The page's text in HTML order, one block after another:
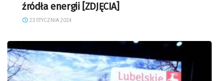
źródła energii [ZDJĘCIA]
23 STYCZNIA 2024